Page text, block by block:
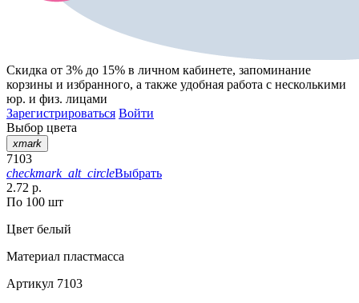
Скидка от 3% до 15% в личном кабинете, запоминание
корзины и избранного, а также удобная работа с несколькими
юр. и физ. лицами
Зарегистрироваться Войти
Выбор цвета
xmark
7103
checkmark_alt_circleВыбрать
2.72 р.
По 100 шт
Цвет белый
Материал пластмасса
Артикул 7103